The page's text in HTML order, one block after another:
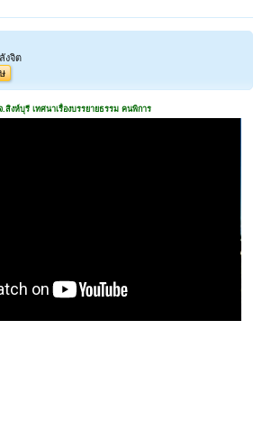
งจิต
งห์บุรี เทศนาเรื่องบรรยายธรรม คนพิการ